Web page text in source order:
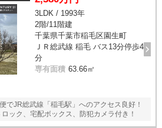
3LDK / 1993年
2階/11階建
千葉県千葉市稲毛区園生町
ＪＲ総武線 稲毛 バス13分停歩4
分
専有面積 63.66㎡
でJR総武線「稲毛駅」へのアクセス良好！
ック、宅配ボックス、防犯カメラ付き！